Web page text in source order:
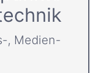
, Medien-